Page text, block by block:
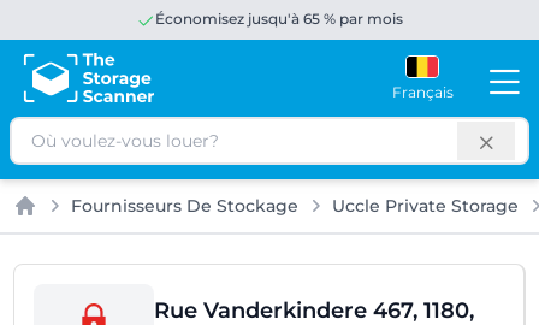
Économisez jusqu'à 65 % par mois
Français
Rechercher
Accueil
Fournisseurs De Stockage Uccle Private Storage
Rue Vanderkindere 467, 1180,